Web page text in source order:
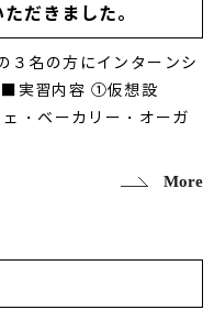
だきました。
名の方にインターンシ
■実習内容 ①仮想設
・ベーカリー・オーガ
More